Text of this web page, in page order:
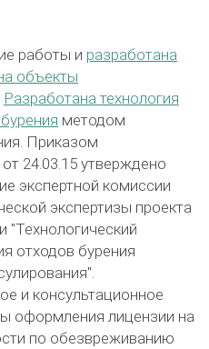
работы и разработана
объекты
Разработана технология
методом
Приказом
24.03.15 утверждено
экспертной комиссии
экспертизы проекта
"Технологический
отходов бурения
и консультационное
оформления лицензии на
по обезвреживанию